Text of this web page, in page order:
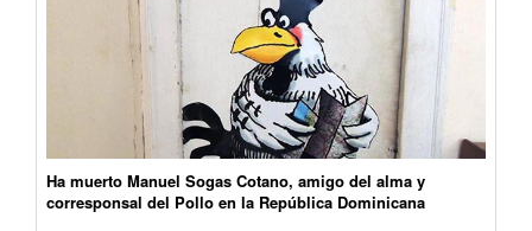
Ha muerto Manuel Sogas Cotano, amigo del alma y
corresponsal del Pollo en la República Dominicana